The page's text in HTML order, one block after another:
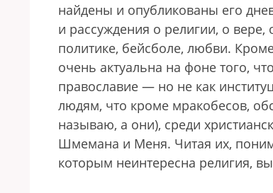
найдены и опубликованы его
и рассуждения о религии, о
политике, бейсболе, любви.
очень актуальна на фоне того,
православие — но не как
людям, что кроме мракобесов,
называю, а они), среди
Шмемана и Меня. Читая их,
которым неинтересна религия,